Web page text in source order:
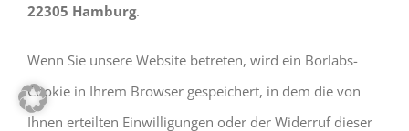
22305 Hamburg.
Wenn Sie unsere Website betreten, wird ein Borlabs-
Cookie in Ihrem Browser gespeichert, in dem die von
Ihnen erteilten Einwilligungen oder der Widerruf dieser